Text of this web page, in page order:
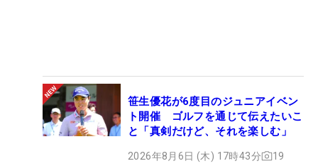
笹生優花が6度目のジュニアイベン
ト開催 ゴルフを通じて伝えたいこ
と「真剣だけど、それを楽しむ」
2026年8月6日 (木) 17時43分 19